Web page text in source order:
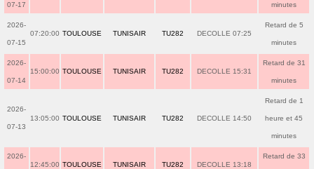
07-17 minutes
2026-
07-15
07:20:00 TOULOUSE TUNISAIR TU282 DECOLLE 07:25
Retard de 5
minutes
2026-
07-14
15:00:00 TOULOUSE TUNISAIR TU282 DECOLLE 15:31
Retard de 31
minutes
2026-
07-13
13:05:00 TOULOUSE TUNISAIR TU282 DECOLLE 14:50
Retard de 1
heure et 45
minutes
2026-
12:45:00 TOULOUSE TUNISAIR TU282 DECOLLE 13:18
Retard de 33